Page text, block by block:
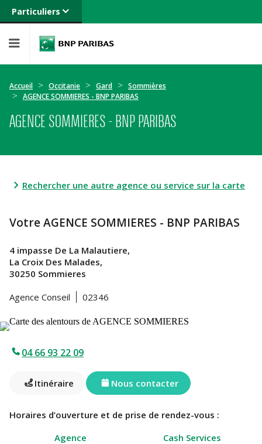
Particuliers
Banque privée
Entreprises
Accueil Occitanie Gard
Sommières
AGENCE SOMMIERES - BNP PARIBAS
AGENCE SOMMIERES - BNP PARIBAS
Rechercher une autre agence ou service sur la carte
Votre AGENCE SOMMIERES - BNP PARIBAS
4 impasse De La Malautiere,
La Croix Des Malades,
30250 Sommieres
Agence Conseil
02346
04 66 93 22 09
Itinéraire Nous contacter
Horaires d’ouverture et de prise de rendez-vous :
Agence
Cash Services